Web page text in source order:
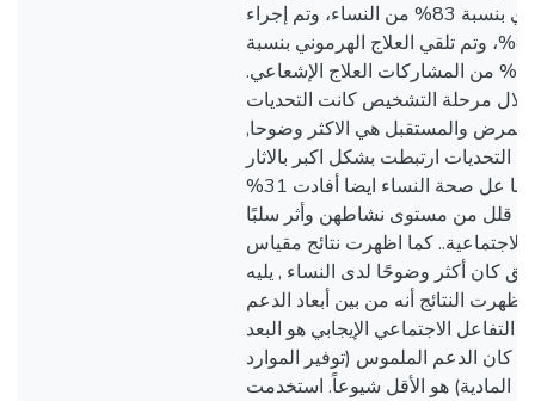
تلقي العلاج الكيمياوي بنسبة 83% من النساء، وتم إجراء
عملية جراحية لـ 84%، وتم تلقي العلاج الهرموني بنسبة
71%، بينما تلقى 68.4% من المشاركات العلاج الإشعاعي.
مرحلة التشخيص كانت التحديات
والمستقبل هي الاكثر وضوحا,
التحديات ارتبطت بشكل اكبر بالاثار
الجانبية للعلاجات وتاثيرها عل صحة النساء ايضا أفادت 31%
قلل من مستوى نشاطهن وأثر سلبًا
كما اظهرت نتائج مقياس
كان أكثر وضوحًا لدى النساء , يليه
أظهرت النتائج أنه من بين أبعاد الدعم
الاجتماعي الإيجابي هو البعد
كان الدعم الملموس (توفير الموارد
المادية) هو الأقل شيوعاً. استخدمت